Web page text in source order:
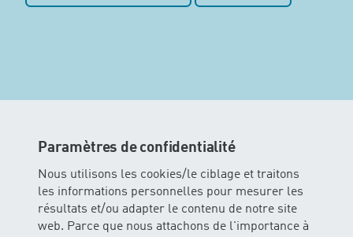
Paramètres de confidentialité
Nous utilisons les cookies/le ciblage et traitons
les informations personnelles pour mesurer les
résultats et/ou adapter le contenu de notre site
web. Parce que nous attachons de l'importance à